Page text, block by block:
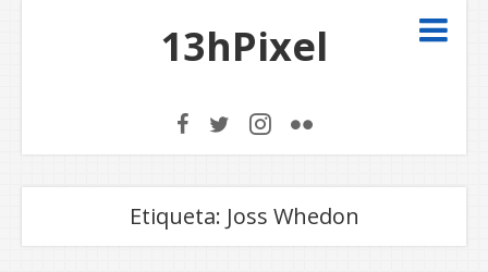
13hPixel
Etiqueta: Joss Whedon